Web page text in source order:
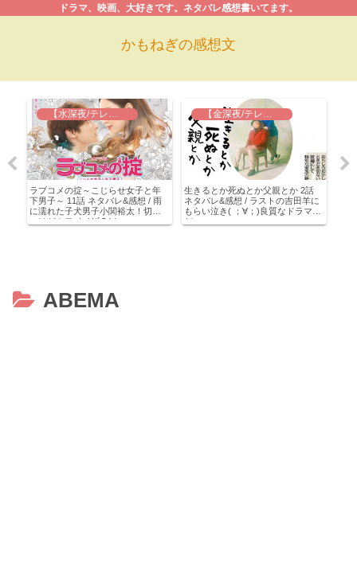
かもねぎの感想文
ドラマ、映画、大好きです。ネタバレ感想書いてます。
【水深夜/テレ東】ラブコメの掟
ラブコメの掟～こじらせ女子と年
下男子～ 11話 ネタバレ&感想 / 雨
に濡れた子犬男子小関裕太！切な
いけどカワイイ(*´Д｀)
【金深夜/テレ東】生きるとか死ぬとか父親とか
生きるとか死ぬとか父親とか 2話
ネタバレ&感想 / ラストの吉田羊に
もらい泣き( ；∀；)良質なドラマ
だ…
ABEMA